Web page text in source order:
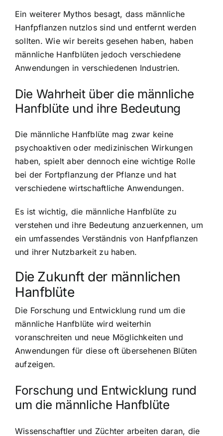
Ein weiterer Mythos besagt, dass männliche
Hanfpflanzen nutzlos sind und entfernt werden
sollten. Wie wir bereits gesehen haben, haben
männliche Hanfblüten jedoch verschiedene
Anwendungen in verschiedenen Industrien.
Die Wahrheit über die männliche
Hanfblüte und ihre Bedeutung
Die männliche Hanfblüte mag zwar keine
psychoaktiven oder medizinischen Wirkungen
haben, spielt aber dennoch eine wichtige Rolle
bei der Fortpflanzung der Pflanze und hat
verschiedene wirtschaftliche Anwendungen.
Es ist wichtig, die männliche Hanfblüte zu
verstehen und ihre Bedeutung anzuerkennen, um
ein umfassendes Verständnis von Hanfpflanzen
und ihrer Nutzbarkeit zu haben.
Die Zukunft der männlichen
Hanfblüte
Die Forschung und Entwicklung rund um die
männliche Hanfblüte wird weiterhin
voranschreiten und neue Möglichkeiten und
Anwendungen für diese oft übersehenen Blüten
aufzeigen.
Forschung und Entwicklung rund
um die männliche Hanfblüte
Wissenschaftler und Züchter arbeiten daran, die